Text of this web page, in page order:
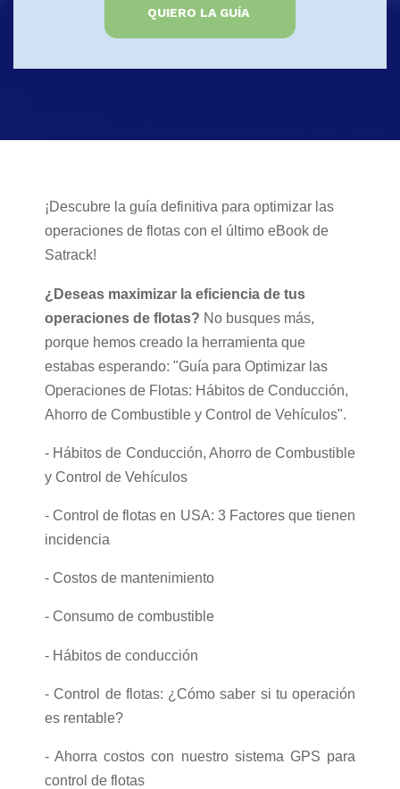
¡Descubre la guía definitiva para optimizar las
operaciones de flotas con el último eBook de
Satrack!
¿Deseas maximizar la eficiencia de tus
operaciones de flotas? No busques más,
porque hemos creado la herramienta que
estabas esperando: "Guía para Optimizar las
Operaciones de Flotas: Hábitos de Conducción,
Ahorro de Combustible y Control de Vehículos".
- Hábitos de Conducción, Ahorro de Combustible
y Control de Vehículos
- Control de flotas en USA: 3 Factores que tienen
incidencia
- Costos de mantenimiento
- Consumo de combustible
- Hábitos de conducción
- Control de flotas: ¿Cómo saber si tu operación
es rentable?
- Ahorra costos con nuestro sistema GPS para
control de flotas